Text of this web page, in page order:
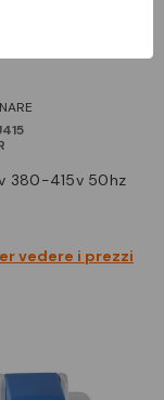
vedere i prezzi